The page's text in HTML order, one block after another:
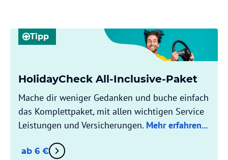
Tipp
HolidayCheck All-Inclusive-Paket
Mache dir weniger Gedanken und buche einfach
das Komplettpaket, mit allen wichtigen Service
Leistungen und Versicherungen. Mehr erfahren...
ab 6 €